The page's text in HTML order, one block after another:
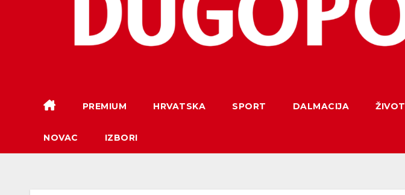
PREMIUM HRVATSKA SPORT DALMACIJA ŽIVOT
NOVAC IZBORI